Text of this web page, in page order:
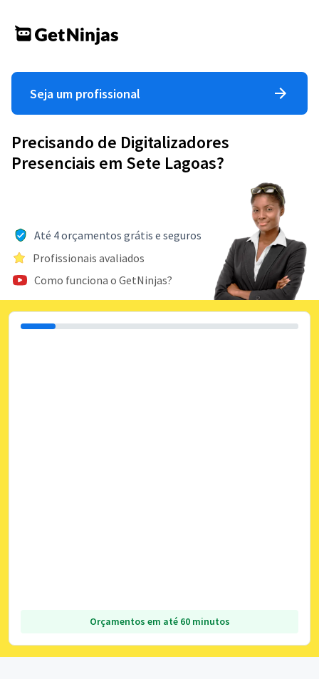
Seja um profissional
Precisando de Digitalizadores
Presenciais em Sete Lagoas?
Até 4 orçamentos grátis e seguros
Profissionais avaliados
Como funciona o GetNinjas?
Orçamentos em até 60 minutos